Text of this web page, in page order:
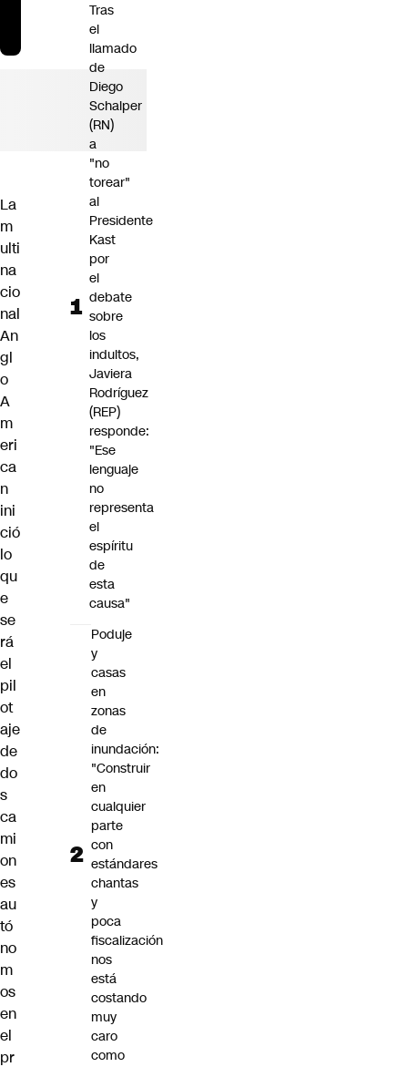
La
m
ulti
na
cio
nal
An
gl
o
A
m
eri
ca
n
ini
ció
lo
qu
e
se
rá
el
pil
ot
aje
de
do
s
ca
mi
on
es
au
tó
no
m
os
en
el
pr
Tras
el
llamado
de
Diego
Schalper
(RN)
a
"no
torear"
al
Presidente
Kast
por
el
debate
sobre
los
indultos,
Javiera
Rodríguez
(REP)
responde:
"Ese
lenguaje
no
representa
el
espíritu
de
esta
causa"
Poduje
y
casas
en
zonas
de
inundación:
"Construir
en
cualquier
parte
con
estándares
chantas
y
poca
fiscalización
nos
está
costando
muy
caro
como